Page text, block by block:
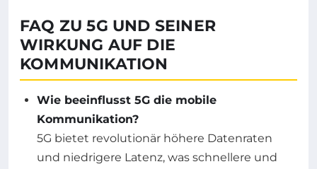
FAQ ZU 5G UND SEINER
WIRKUNG AUF DIE
KOMMUNIKATION
Wie beeinflusst 5G die mobile
Kommunikation?
5G bietet revolutionär höhere Datenraten
und niedrigere Latenz, was schnellere und